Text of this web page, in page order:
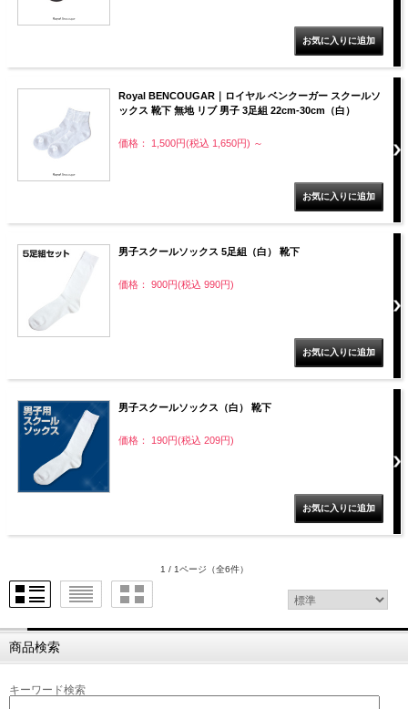
Royal BENCOUGAR｜ロイヤル ベンクーガー スクールソ
ックス 靴下 無地 リブ 男子 3足組 22cm-30cm（白）
価格： 1,500円(税込 1,650円) ～
男子スクールソックス 5足組（白） 靴下
価格： 900円(税込 990円)
男子スクールソックス（白） 靴下
価格： 190円(税込 209円)
1 / 1ページ （全6件）
商品検索
キーワード検索